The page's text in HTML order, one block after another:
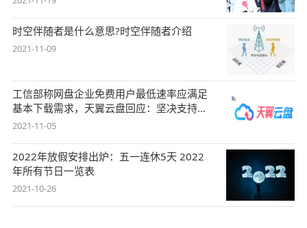
时空伴随者是什么意思?时空伴随者介绍
2021-11-09
工信部称网盘企业免费用户最低速率应满足
基本下载需求，天翼云盘回应：坚决支持，
始终
2021-11-05
2022年放假安排出炉：五一连休5天 2022
年所有节日一览表
2021-10-26